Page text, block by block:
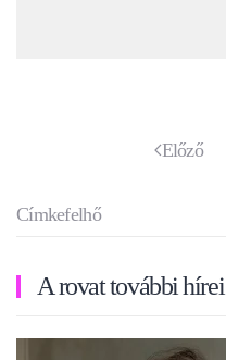
Előző
Címkefelhő
A rovat további hírei